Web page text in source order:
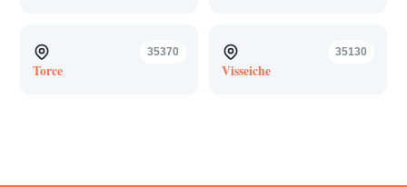
35370
Torce
35130
Visseiche